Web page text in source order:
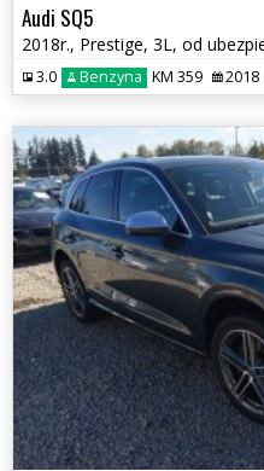
Audi SQ5
2018r., Prestige, 3L, od
3.0 Benzyna KM 359 2018